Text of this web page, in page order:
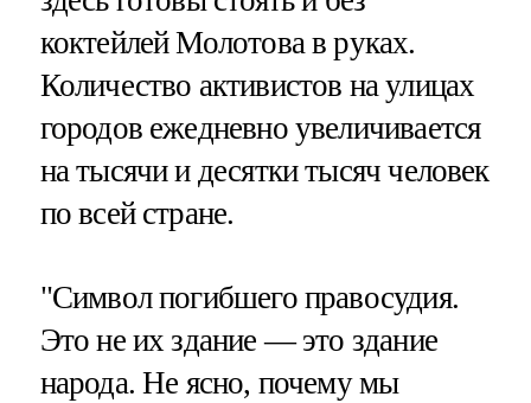
коктейлей Молотова в руках.
Количество активистов на улицах
городов ежедневно увеличивается
на тысячи и десятки тысяч человек
по всей стране.
"Символ погибшего правосудия.
Это не их здание — это здание
народа. Не ясно, почему мы